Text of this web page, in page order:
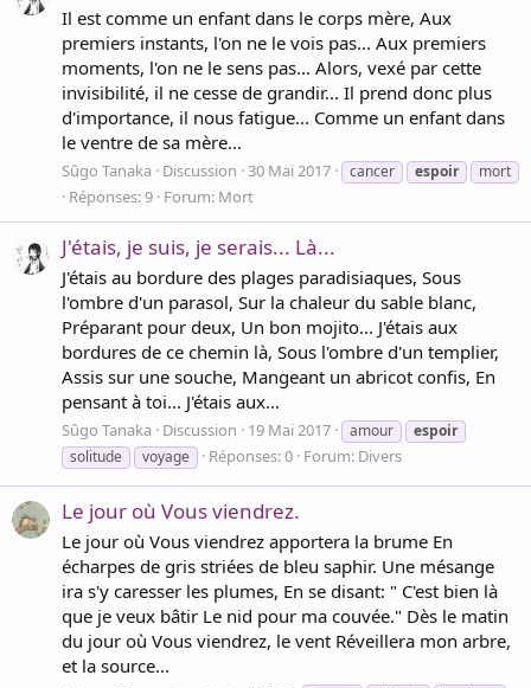
Il est comme un enfant dans le corps mère, Aux
premiers instants, l'on ne le vois pas... Aux premiers
moments, l'on ne le sens pas... Alors, vexé par cette
invisibilité, il ne cesse de grandir... Il prend donc plus
d'importance, il nous fatigue... Comme un enfant dans
le ventre de sa mère...
Sûgo Tanaka Discussion 30 Mai 2017 cancer espoir mort
Réponses: 9 Forum: Mort
J'étais, je suis, je serais... Là...
J'étais au bordure des plages paradisiaques, Sous
l'ombre d'un parasol, Sur la chaleur du sable blanc,
Préparant pour deux, Un bon mojito... J'étais aux
bordures de ce chemin là, Sous l'ombre d'un templier,
Assis sur une souche, Mangeant un abricot confis, En
pensant à toi... J'étais aux...
Sûgo Tanaka Discussion 19 Mai 2017 amour
espoir
solitude
voyage Réponses: 0 Forum: Divers
Le jour où Vous viendrez.
Le jour où Vous viendrez apportera la brume En
écharpes de gris striées de bleu saphir. Une mésange
ira s'y caresser les plumes, En se disant: " C'est bien là
que je veux bâtir Le nid pour ma couvée." Dès le matin
du jour où Vous viendrez, le vent Réveillera mon arbre,
et la source...